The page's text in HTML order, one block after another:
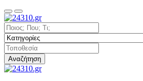
Αναζήτηση